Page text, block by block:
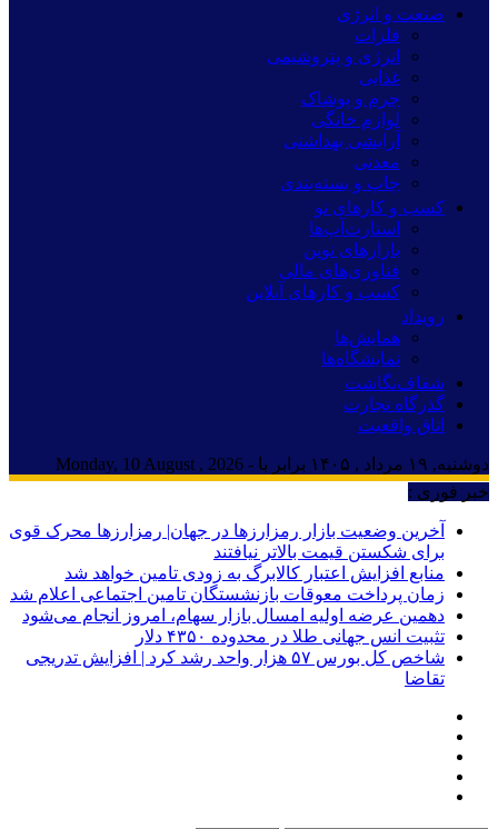
صنعت و انرژی
فلزات
انرژی و پتروشیمی
غذایی
چرم و پوشاک
لوازم خانگی
آرایشی بهداشتی
معدنی
چاپ و بسته‌بندی
کسب و کارهای نو
استارت‌آپ‌ها
بازارهای نوین
فناوری‌های مالی
کسب و کارهای آنلاین
رویداد
همایش‌ها
نمایشگاه‌ها
شفاف‌نگاشت
گذرگاه تجارت
اتاق واقعیت
دوشنبه, ۱۹ مرداد , ۱۴۰۵ برابر با - Monday, 10 August , 2026
خبر فوری :
آخرین وضعیت بازار رمزارزها در جهان| رمزارزها محرک قوی
برای شکستن قیمت بالاتر نیافتند
منابع افزایش اعتبار کالابرگ به زودی تامین خواهد شد
زمان پرداخت معوقات بازنشستگان تامین اجتماعی اعلام شد
دهمین عرضه اولیه امسال بازار سهام، امروز انجام می‌شود
تثبیت انس جهانی طلا در محدوده ۴۳۵۰ دلار
شاخص کل بورس ۵۷ هزار واحد رشد کرد | افزایش تدریجی
تقاضا